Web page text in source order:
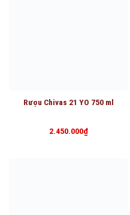
Rượu Chivas 21 YO 750 ml
2.450.000₫